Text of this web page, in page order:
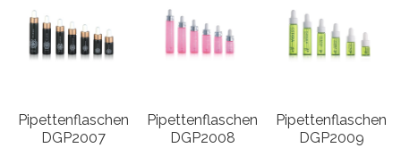
Pipettenflaschen
DGP2007
Pipettenflaschen
DGP2008
Pipettenflaschen
DGP2009